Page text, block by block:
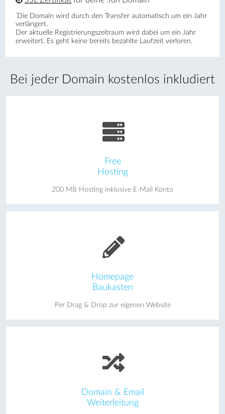
Bei jeder Domain kostenlos inkludiert
Free
Hosting
200 MB Hosting inklusive E-Mail Konto
Homepage
Baukasten
Per Drag & Drop zur eigenen Website
Domain & Email
Weiterleitung
* Die Domain wird durch den Transfer automatisch um ein Jahr
verlängert.
Der aktuelle Registrierungs­zeitraum wird dabei um ein Jahr
erweitert. Es geht keine bereits bezahlte Laufzeit verloren.